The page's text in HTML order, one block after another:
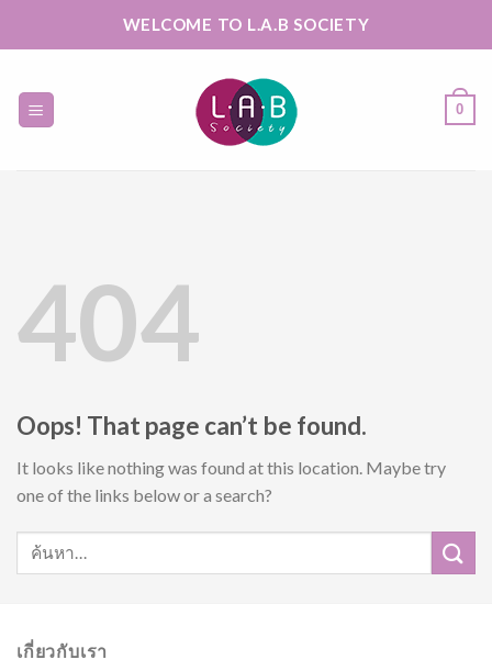
WELCOME TO L.A.B SOCIETY
0
404
Oops! That page can’t be found.
It looks like nothing was found at this location. Maybe try
one of the links below or a search?
เกี่ยวกับเรา